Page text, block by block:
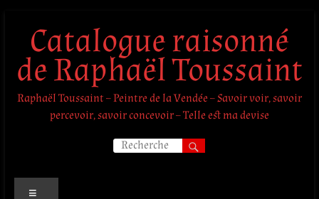
contenuCatalogue raisonné
de Raphaël Toussaint
Raphaël Toussaint – Peintre de la Vendée – Savoir voir, savoir
percevoir, savoir concevoir – Telle est ma devise